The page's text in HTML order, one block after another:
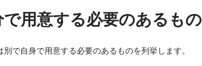
で用意する必要のあるもの
で自身で用意する必要のあるものを列挙します。